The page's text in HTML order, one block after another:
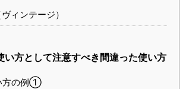
ィンテージ）
い方として注意すべき間違った使い方
方の例①